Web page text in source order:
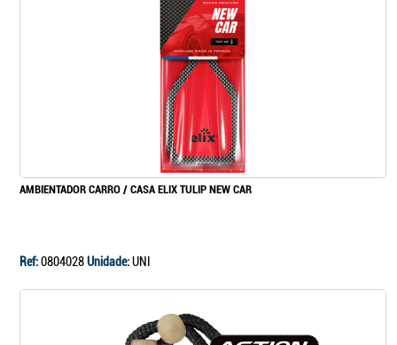
AMBIENTADOR CARRO / CASA ELIX TULIP NEW CAR
Ref:0804028Unidade:UNI
Continuar a comprar
Ir para o carrinho